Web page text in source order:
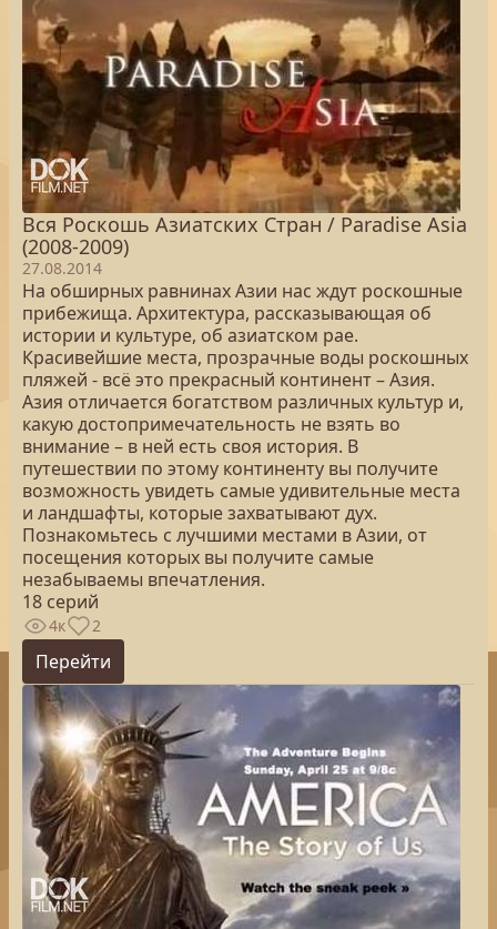
Вся Роскошь Азиатских Стран / Paradise Asia
(2008-2009)
27.08.2014
На обширных равнинах Азии нас ждут роскошные
прибежища. Архитектура, рассказывающая об
истории и культуре, об азиатском рае.
Красивейшие места, прозрачные воды роскошных
пляжей - всё это прекрасный континент – Азия.
Азия отличается богатством различных культур и,
какую достопримечательность не взять во
внимание – в ней есть своя история. В
путешествии по этому континенту вы получите
возможность увидеть самые удивительные места
и ландшафты, которые захватывают дух.
Познакомьтесь с лучшими местами в Азии, от
посещения которых вы получите самые
незабываемы впечатления.
18 серий
4к 2
Перейти